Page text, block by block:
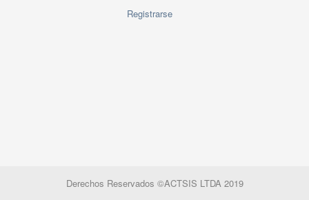
Registrarse
Derechos Reservados ©ACTSIS LTDA 2019